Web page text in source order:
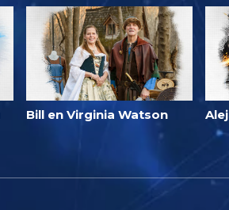
Bill en Virginia Watson